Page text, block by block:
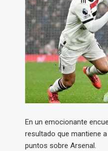
En un emocionante
resultado que mantiene
puntos sobre Arsenal.